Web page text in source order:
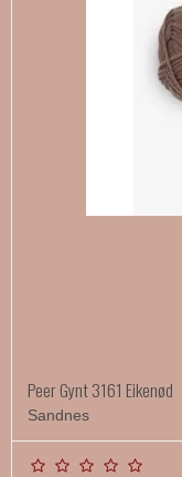
Peer Gynt 3161 Eikenød
Sandnes